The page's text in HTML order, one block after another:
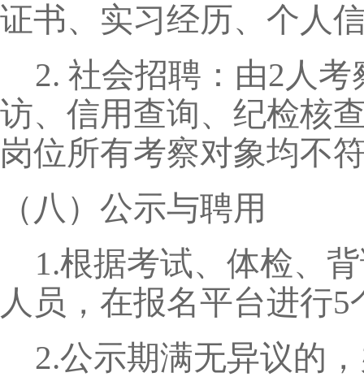
证书、实习经历、个人
2. 社会招聘：由2人
访、信用查询、纪检核
岗位所有考察对象均不
（八）公示与聘用
1.根据考试、体检、
人员，在报名平台进行
2.公示期满无异议的